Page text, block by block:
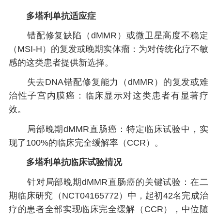
多塔利单抗适应症
错配修复缺陷（dMMR）或微卫星高度不稳定
（MSI-H）的复发或晚期实体瘤：为对传统化疗不敏
感的这类患者提供新选择。
失去DNA错配修复能力（dMMR）的复发或难
治性子宫内膜癌：临床显示对这类患者有显著疗
效。
局部晚期dMMR直肠癌：特定临床试验中，实
现了100%的临床完全缓解率（CCR）。
多塔利单抗临床试验情况
针对局部晚期dMMR直肠癌的关键试验：在二
期临床研究（NCT04165772）中，起初42名完成治
疗的患者全部实现临床完全缓解（CCR），中位随